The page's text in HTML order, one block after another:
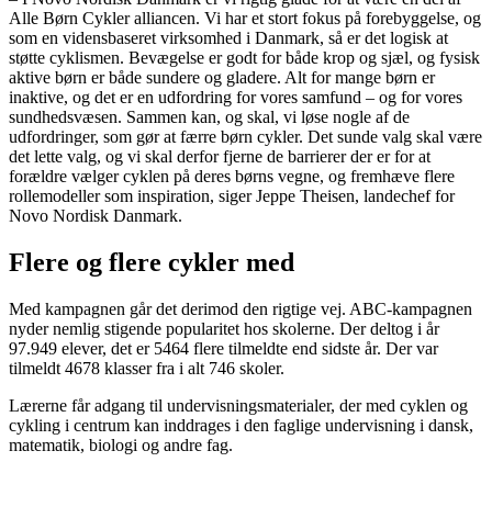
Alle Børn Cykler alliancen. Vi har et stort fokus på forebyggelse, og
som en vidensbaseret virksomhed i Danmark, så er det logisk at
støtte cyklismen. Bevægelse er godt for både krop og sjæl, og fysisk
aktive børn er både sundere og gladere. Alt for mange børn er
inaktive, og det er en udfordring for vores samfund – og for vores
sundhedsvæsen. Sammen kan, og skal, vi løse nogle af de
udfordringer, som gør at færre børn cykler. Det sunde valg skal være
det lette valg, og vi skal derfor fjerne de barrierer der er for at
forældre vælger cyklen på deres børns vegne, og fremhæve flere
rollemodeller som inspiration, siger Jeppe Theisen, landechef for
Novo Nordisk Danmark.
Flere og flere cykler med
Med kampagnen går det derimod den rigtige vej. ABC-kampagnen
nyder nemlig stigende popularitet hos skolerne. Der deltog i år
97.949 elever, det er 5464 flere tilmeldte end sidste år. Der var
tilmeldt 4678 klasser fra i alt 746 skoler.
Lærerne får adgang til undervisningsmaterialer, der med cyklen og
cykling i centrum kan inddrages i den faglige undervisning i dansk,
matematik, biologi og andre fag.